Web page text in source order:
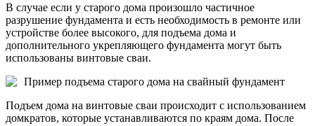
В случае если у старого дома произошло частичное
разрушение фундамента и есть необходимость в ремонте или
устройстве более высокого, для подъема дома и
дополнительного укрепляющего фундамента могут быть
использованы винтовые сваи.
Пример подъема старого дома на свайный фундамент
Подъем дома на винтовые сваи происходит с использованием
домкратов, которые устанавливаются по краям дома. После